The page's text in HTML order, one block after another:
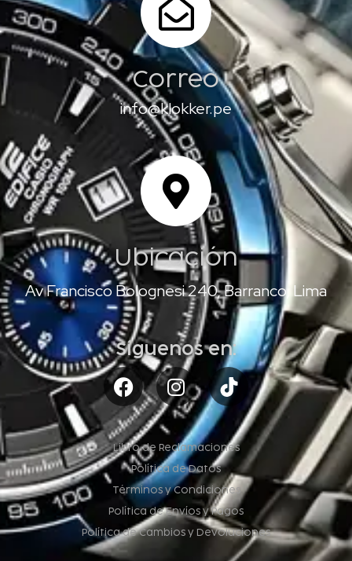
Correo
info@klokker.pe
Ubicación
Av Francisco Bolognesi 240, Barranco, Lima
Síguenos en:
Libro de Reclamaciones
Política de Datos
Términos y Condiciones
Política de Envíos y Pagos
Política de Cambios y Devoluciones